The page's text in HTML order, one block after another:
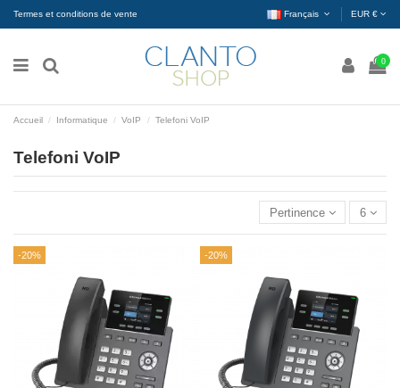
Termes et conditions de vente Français EUR €
0
Accueil Informatique VoIP Telefoni VoIP
Telefoni VoIP
Pertinence 6
-20% -20%